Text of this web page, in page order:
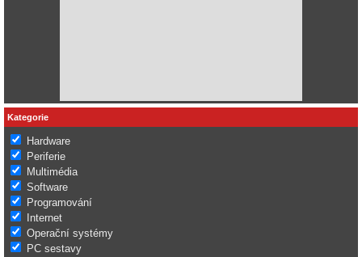
Kategorie
Hardware
Periferie
Multimédia
Software
Programování
Internet
Operační systémy
PC sestavy